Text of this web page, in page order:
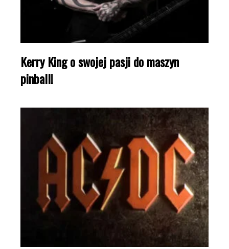
Kerry King o swojej pasji do maszyn
pinball!